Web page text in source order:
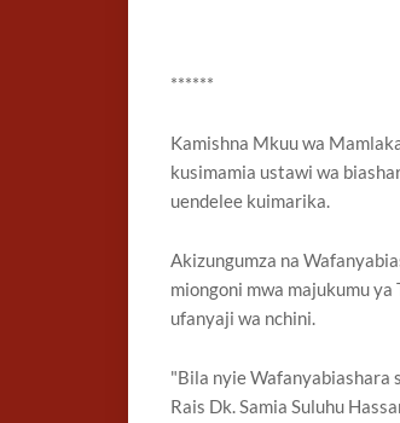
******
Kamishna Mkuu wa
kusimamia ustawi wa
uendelee kuimarika.
Akizungumza na
miongoni mwa majukumu
ufanyaji wa nchini.
"Bila nyie Wafanyabiashara
Rais Dk. Samia Suluhu